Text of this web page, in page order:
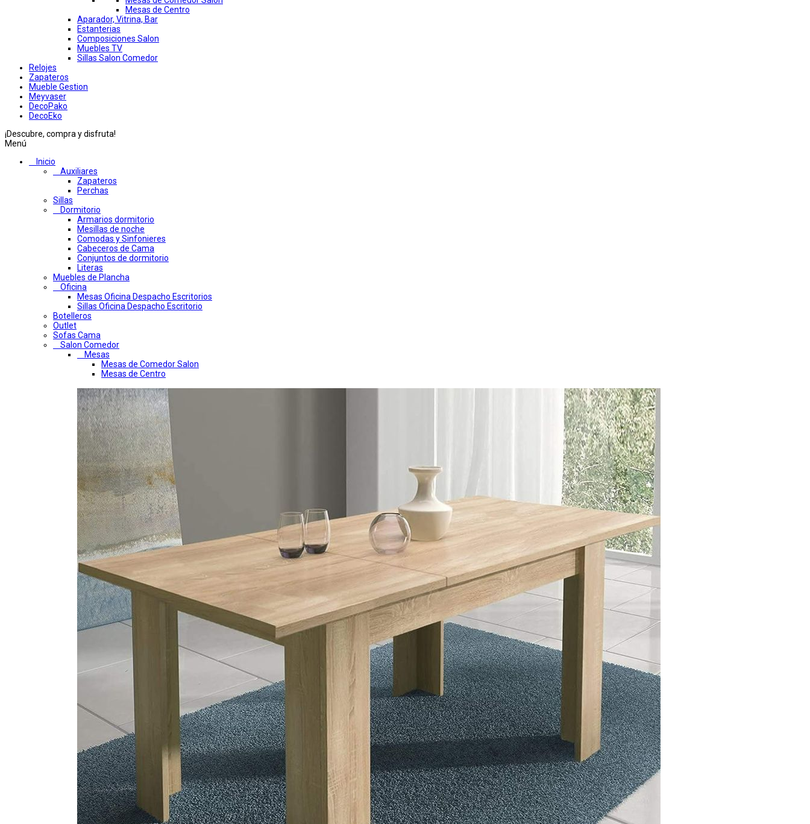
Mesas de Centro
Aparador, Vitrina, Bar
Estanterias
Composiciones Salon
Muebles TV
Sillas Salon Comedor
Relojes
Zapateros
Mueble Gestion
Meyvaser
DecoPako
DecoEko
¡Descubre, compra y disfruta!
Menú
Inicio
Auxiliares
Zapateros
Perchas
Sillas
Dormitorio
Armarios dormitorio
Mesillas de noche
Comodas y Sinfonieres
Cabeceros de Cama
Conjuntos de dormitorio
Literas
Muebles de Plancha
Oficina
Mesas Oficina Despacho Escritorios
Sillas Oficina Despacho Escritorio
Botelleros
Outlet
Sofas Cama
Salon Comedor
Mesas
Mesas de Comedor Salon
Mesas de Centro